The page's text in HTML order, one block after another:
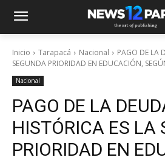
Inicio Tarapacá Nacional
PAGO DE LA
SEGUNDA PRIORIDAD EN EDUCACIÓN,
Nacional
PAGO DE LA
HISTÓRICA ES LA
PRIORIDAD EN